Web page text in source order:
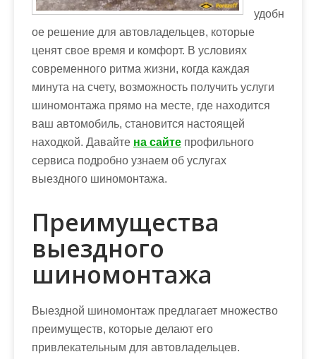
удобн
ое решение для автовладельцев, которые
ценят свое время и комфорт. В условиях
современного ритма жизни, когда каждая
минута на счету, возможность получить услуги
шиномонтажа прямо на месте, где находится
ваш автомобиль, становится настоящей
находкой. Давайте на сайте профильного
сервиса подробно узнаем об услугах
выездного шиномонтажа.
Преимущества
выездного
шиномонтажа
Выездной шиномонтаж предлагает множество
преимуществ, которые делают его
привлекательным для автовладельцев.